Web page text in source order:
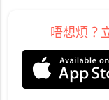
唔想煩？